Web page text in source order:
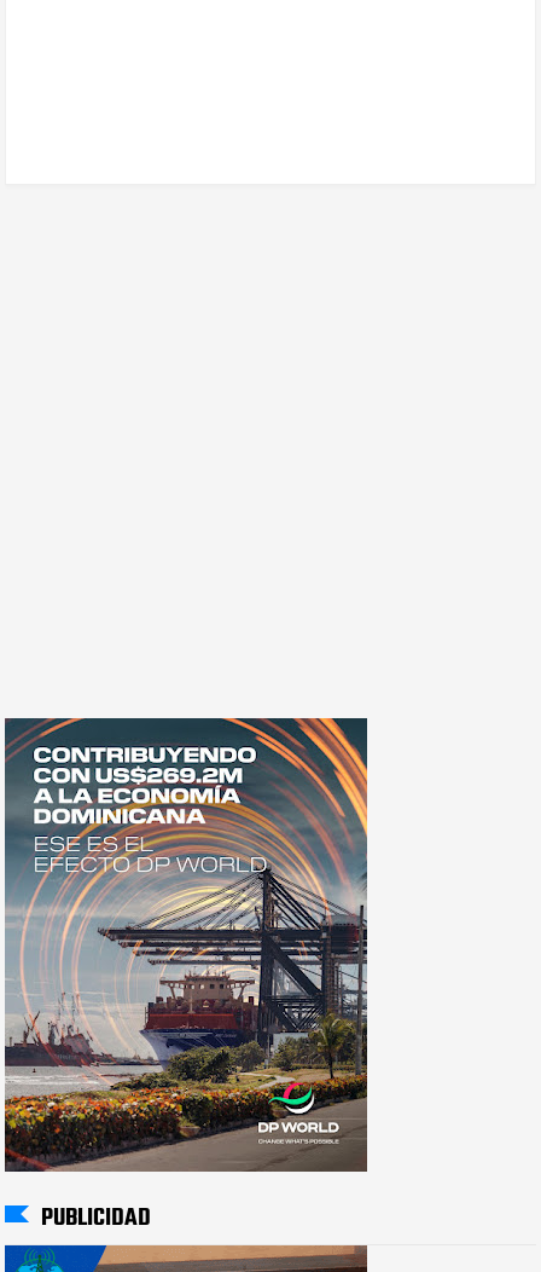
PUBLICIDAD